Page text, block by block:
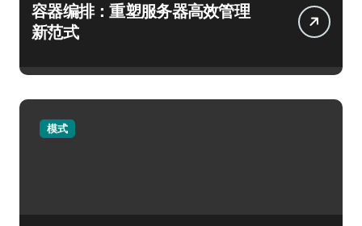
容器编排：重塑服务器高效管理
新范式
模式